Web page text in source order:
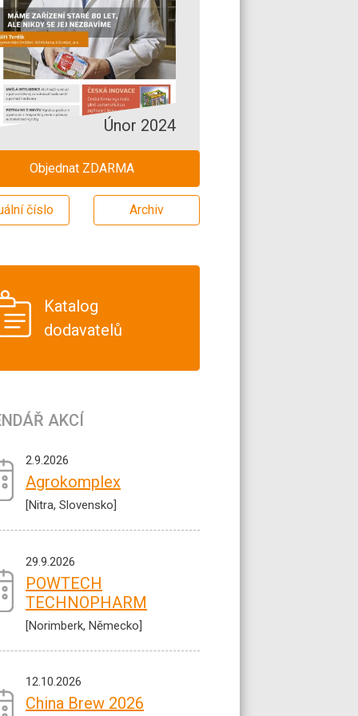
Únor 2024
Objednat ZDARMA
číslo Archiv
Katalog
dodavatelů
AKCÍ
2.9.2026
Agrokomplex
[Nitra, Slovensko]
29.9.2026
POWTECH
TECHNOPHARM
[Norimberk, Německo]
12.10.2026
China Brew 2026